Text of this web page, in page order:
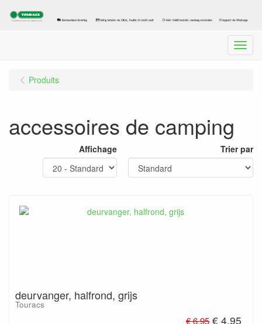
Menu
Produits
accessoires de camping
Affichage Trier par
deurvanger, halfrond, grijs
Touracs
€ 6,95 € 4,95